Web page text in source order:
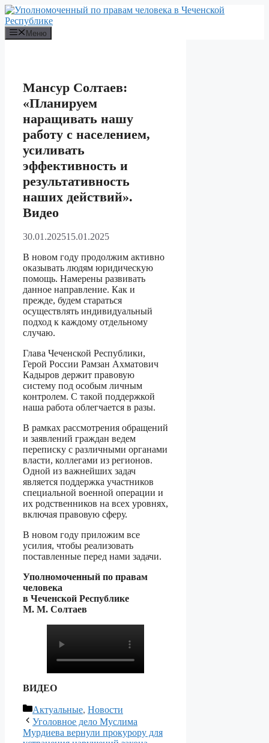
Перейти
к
содержимому
Меню
Мансур Солтаев:
«Планируем
наращивать нашу
работу с населением,
усиливать
эффективность и
результативность
наших действий».
Видео
30.01.202515.01.2025
В новом году продолжим активно
оказывать людям юридическую
помощь. Намерены развивать
данное направление. Как и
прежде, будем стараться
осуществлять индивидуальный
подход к каждому отдельному
случаю.
Глава Чеченской Республики,
Герой России Рамзан Ахматович
Кадыров держит правовую
систему под особым личным
контролем. С такой поддержкой
наша работа облегчается в разы.
В рамках рассмотрения обращений
и заявлений граждан ведем
переписку с различными органами
власти, коллегами из регионов.
Одной из важнейших задач
является поддержка участников
специальной военной операции и
их родственников на всех уровнях,
включая правовую сферу.
В новом году приложим все
усилия, чтобы реализовать
поставленные перед нами задачи.
Уполномоченный по правам
человека
в Чеченской Республике
М. М. Солтаев
ВИДЕО
Рубрики
Актуальные, Новости
Уголовное дело Муслима
Мурдиева вернули прокурору для